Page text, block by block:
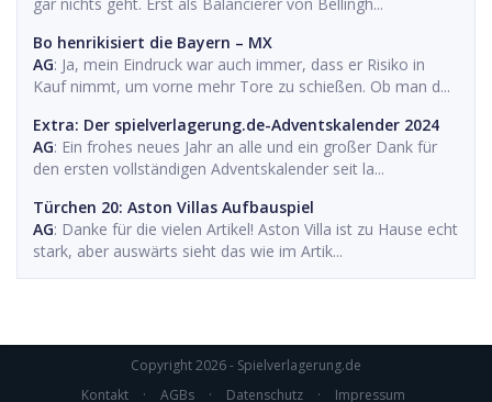
Bo henrikisiert die Bayern – MX
AG: Ja, mein Eindruck war auch immer, dass er Risiko in
Kauf nimmt, um vorne mehr Tore zu schießen. Ob man d...
Extra: Der spielverlagerung.de-Adventskalender 2024
AG: Ein frohes neues Jahr an alle und ein großer Dank für
den ersten vollständigen Adventskalender seit la...
Türchen 20: Aston Villas Aufbauspiel
AG: Danke für die vielen Artikel! Aston Villa ist zu Hause echt
stark, aber auswärts sieht das wie im Artik...
Copyright 2026 - Spielverlagerung.de
Kontakt
· AGBs · Datenschutz · Impressum